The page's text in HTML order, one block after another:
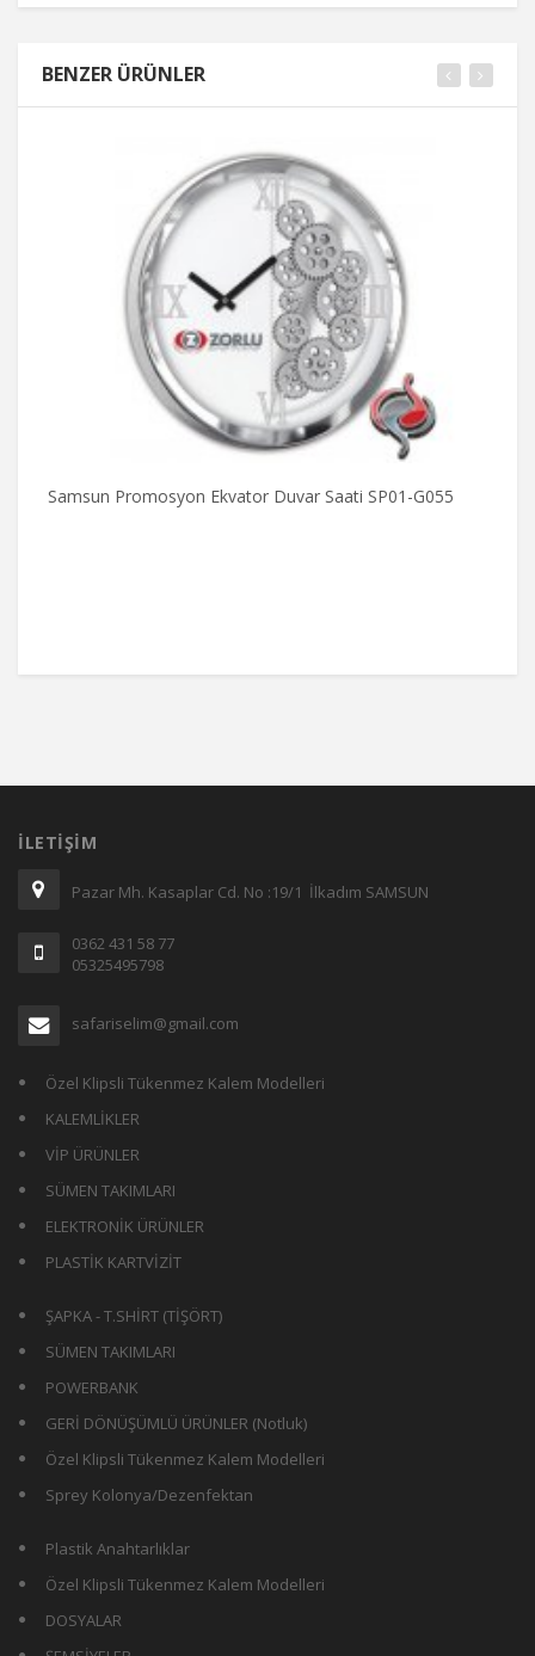
BENZER ÜRÜNLER
Samsun Promosyon Ekvator Duvar Saati SP01-G055
İLETIŞIM
Pazar Mh. Kasaplar Cd. No :19/1 İlkadım SAMSUN
0362 431 58 77
05325495798
safariselim@gmail.com
Özel Klipsli Tükenmez Kalem Modelleri
KALEMLİKLER
VİP ÜRÜNLER
SÜMEN TAKIMLARI
ELEKTRONİK ÜRÜNLER
PLASTİK KARTVİZİT
ŞAPKA - T.SHİRT (TİŞÖRT)
SÜMEN TAKIMLARI
POWERBANK
GERİ DÖNÜŞÜMLÜ ÜRÜNLER (Notluk)
Özel Klipsli Tükenmez Kalem Modelleri
Sprey Kolonya/Dezenfektan
Plastik Anahtarlıklar
Özel Klipsli Tükenmez Kalem Modelleri
DOSYALAR